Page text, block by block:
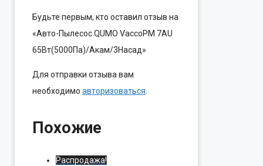
Будьте первым, кто оставил отзыв на
«Авто-Пылесос QUMO VaccoPM 7AU
65Вт(5000Па)/Акам/3Насад»
Для отправки отзыва вам
необходимо авторизоваться
Похожие
Распродажа!